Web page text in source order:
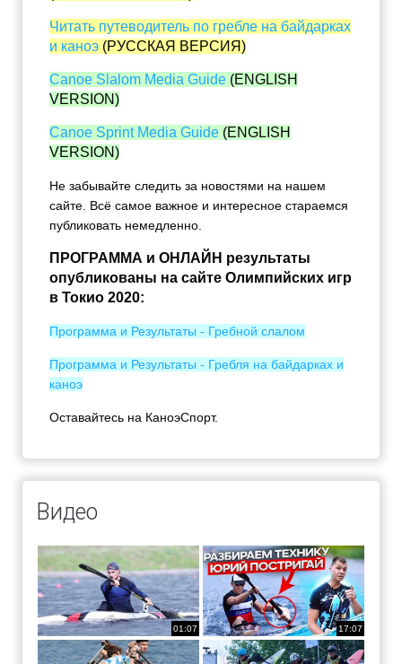
Читать путеводитель по гребле на байдарках
и каноэ (РУССКАЯ ВЕРСИЯ)
Canoe Slalom Media Guide (ENGLISH
VERSION)
Canoe Sprint Media Guide (ENGLISH
VERSION)
Не забывайте следить за новостями на нашем
сайте. Всё самое важное и интересное стараемся
публиковать немедленно.
ПРОГРАММА и ОНЛАЙН результаты
опубликованы на сайте Олимпийских игр
в Токио 2020:
Программа и Результаты - Гребной слалом
Программа и Результаты - Гребля на байдарках и
каноэ
Оставайтесь на КаноэСпорт.
Видео
01:07 17:07